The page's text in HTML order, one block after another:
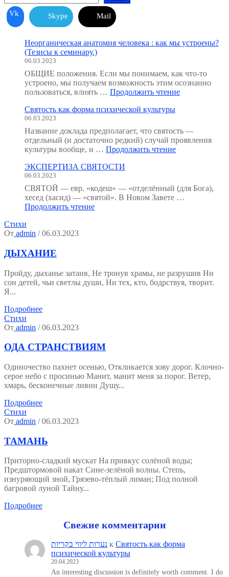
Vk Skype Mail
Неорганическая анатомия человека : как мы устроены?
(Тезисы к семинару.)
06.03.2023
ОБЩИЕ положения. Если мы понимаем, как что-то
устроено, мы получаем возможность этим осознанно
пользоваться, влиять … Продолжить чтение
как
мы
Святость как форма психической культуры
06.03.2023
Название доклада предполагает, что святость —
отдельный (и достаточно редкий) случай проявления
культуры вообще, и … Продолжить чтение"Святость
культуры"
ЭКСПЕРТИЗА СВЯТОСТИ
06.03.2023
СВЯТОЙ — евр. «кодеш» — «отделённый (для Бога),
хесед (хасид) — «святой». В Новом Завете …
Продолжить чтение"ЭКСПЕРТИЗА
Стихи
От admin / 06.03.2023
ДЫХАНИЕ
Пройду, дыханье затаив, Не тронув храмы, не разрушив Ни
сон детей, чьи светлы души, Ни тех, кто, бодрствуя, творит.
Я...
Подробнее
Стихи
От admin / 06.03.2023
ОДА СТРАНСТВИЯМ
Одиночество пахнет осенью, Откликается зову дорог. Клочно-
серое небо с просинью Манит, манит меня за порог. Ветер,
хмарь, бесконечные ливни Душу...
Подробнее
Стихи
От admin / 06.03.2023
ТАМАНЬ
Приторно-сладкий мускат На привкус солёной воды;
Предштормовой накат Сине-зелёной волны. Степь,
изнуряющий зной, Грязево-тёплый лиман; Под полной
багровой луной Тайну...
Подробнее
Свежие комментарии
נערות ליווי בקריות к Святость как форма
психической культуры
20.04.2023
An interesting discussion is definitely worth comment. I do